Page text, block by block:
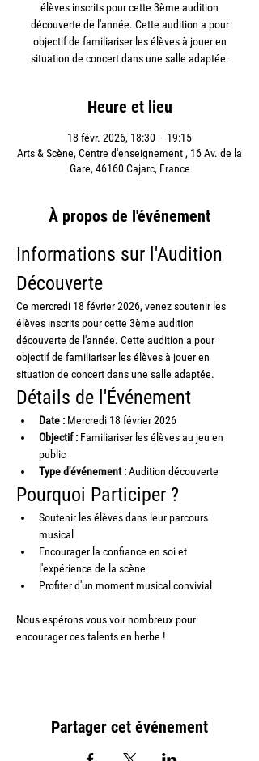
élèves inscrits pour cette 3ème audition
découverte de l'année. Cette audition a pour
objectif de familiariser les élèves à jouer en
situation de concert dans une salle adaptée.
Heure et lieu
18 févr. 2026, 18:30 – 19:15
Arts & Scène, Centre d'enseignement , 16 Av. de la
Gare, 46160 Cajarc, France
À propos de l'événement
Informations sur l'Audition
Découverte
Ce mercredi 18 février 2026, venez soutenir les
élèves inscrits pour cette 3ème audition
découverte de l'année. Cette audition a pour
objectif de familiariser les élèves à jouer en
situation de concert dans une salle adaptée.
Détails de l'Événement
Date : Mercredi 18 février 2026
Objectif : Familiariser les élèves au jeu en
public
Type d'événement : Audition découverte
Pourquoi Participer ?
Soutenir les élèves dans leur parcours
musical
Encourager la confiance en soi et
l'expérience de la scène
Profiter d'un moment musical convivial
Nous espérons vous voir nombreux pour
encourager ces talents en herbe !
Partager cet événement